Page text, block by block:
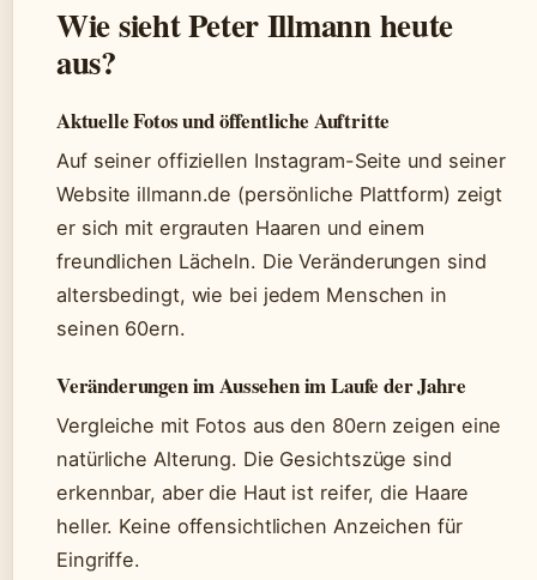
Wie sieht Peter Illmann heute
aus?
Aktuelle Fotos und öffentliche Auftritte
Auf seiner offiziellen Instagram-Seite und seiner
Website illmann.de (persönliche Plattform) zeigt
er sich mit ergrauten Haaren und einem
freundlichen Lächeln. Die Veränderungen sind
altersbedingt, wie bei jedem Menschen in
seinen 60ern.
Veränderungen im Aussehen im Laufe der Jahre
Vergleiche mit Fotos aus den 80ern zeigen eine
natürliche Alterung. Die Gesichtszüge sind
erkennbar, aber die Haut ist reifer, die Haare
heller. Keine offensichtlichen Anzeichen für
Eingriffe.